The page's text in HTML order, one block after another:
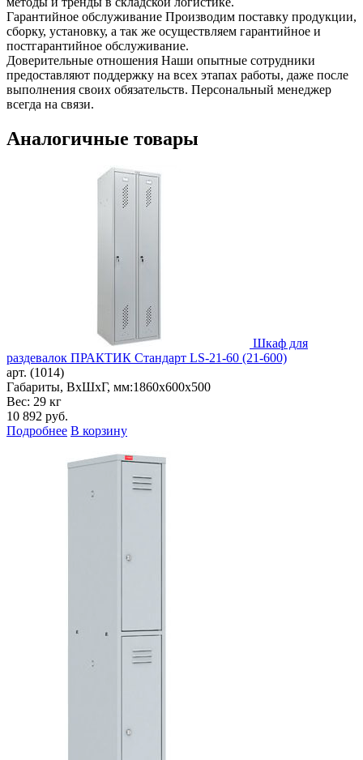
Гарантийное обслуживание Производим поставку продукции,
сборку, установку, а так же осуществляем гарантийное и
постгарантийное обслуживание.
Доверительные отношения Наши опытные сотрудники
предоставляют поддержку на всех этапах работы, даже после
выполнения своих обязательств. Персональный менеджер
всегда на связи.
Аналогичные товары
Шкаф для
раздевалок ПРАКТИК Стандарт LS-21-60 (21-600)
арт. (1014)
Габариты, ВxШxГ, мм:1860x600x500
Вес: 29 кг
10 892 руб.
Подробнее В корзину